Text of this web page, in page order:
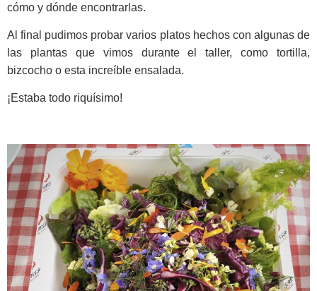
cómo y dónde encontrarlas.
Al final pudimos probar varios platos hechos con algunas de
las plantas que vimos durante el taller, como tortilla,
bizcocho o esta increíble ensalada.
¡Estaba todo riquísimo!